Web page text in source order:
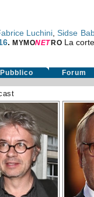
Luchini ,Sidse
.MYMONET RO La corte
Pubblico Forum